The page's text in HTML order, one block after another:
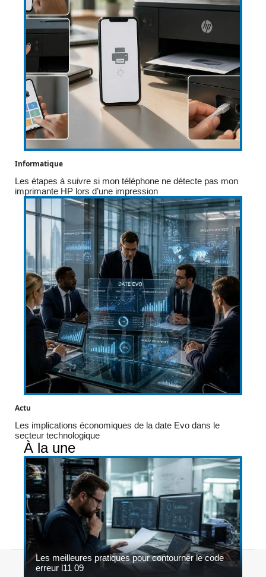
Informatique
Les étapes à suivre si mon téléphone ne détecte pas mon
imprimante HP lors d’une impression
Actu
Les implications économiques de la date Evo dans le
secteur technologique
À la une
Les meilleures pratiques pour contourner le code
erreur l11 09
Contact Mentions légales Sitemap